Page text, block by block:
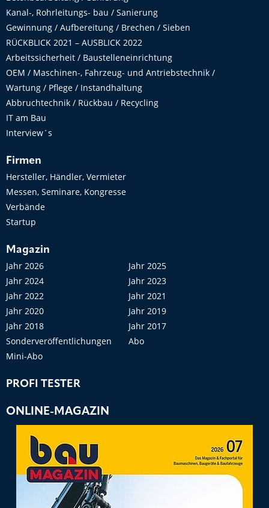
Kanal-, Rohrleitungs- bau / Sanierung
Gewinnung / Aufbereitung / Brechen / Sieben
RÜCKBLICK 2021 – AUSBLICK 2022
Arbeitssicherheit / Baustelleneinrichtung
OEM / Maschinen-, Fahrzeug- und Antriebstechnik /
Wartung / Pflege / Instandhaltung
Abbruchtechnik / Rückbau / Recycling
IT am Bau
Interview´s
Firmen
Hersteller, Händler, Vermieter
Messen, Seminare, Kongresse
Verbände
Startup
Magazin
Jahr 2026
Jahr 2025
Jahr 2024
Jahr 2023
Jahr 2022
Jahr 2021
Jahr 2020
Jahr 2019
Jahr 2018
Jahr 2017
Sonderveröffentlichungen
Abo
Mini-Abo
PROFI TESTER
ONLINE-MAGAZIN